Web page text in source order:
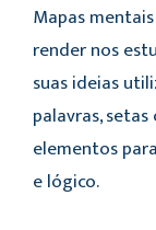
Mapas
render nos
suas ideias
palavras,
elementos
e lógico.